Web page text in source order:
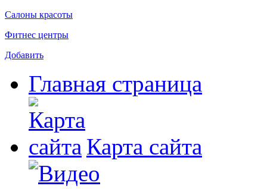
Салоны красоты
Фитнес центры
Добавить
Главная страница
Карта сайта